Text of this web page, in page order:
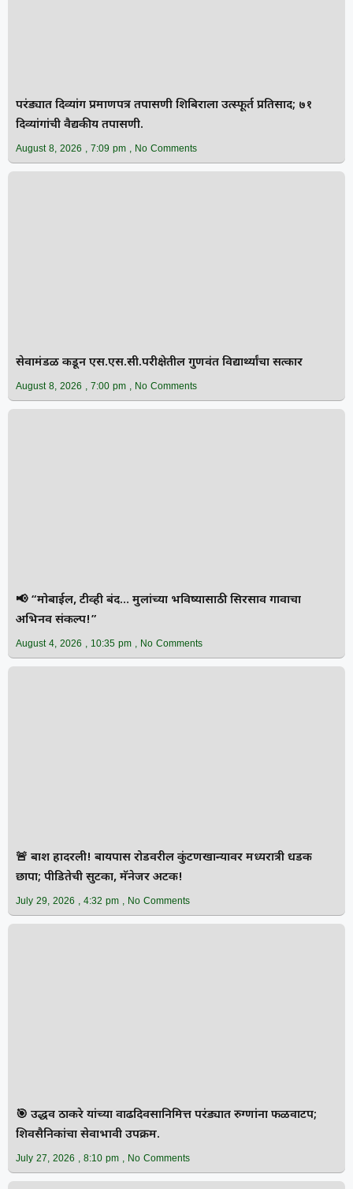
परंड्यात दिव्यांग प्रमाणपत्र तपासणी शिबिराला उत्स्फूर्त प्रतिसाद; ७१
दिव्यांगांची वैद्यकीय तपासणी.
August 8, 2026 7:09 pm No Comments
सेवामंडळ कडून एस.एस.सी.परीक्षेतील गुणवंत विद्यार्थ्यांचा सत्कार
August 8, 2026 7:00 pm No Comments
📢 “मोबाईल, टीव्ही बंद… मुलांच्या भविष्यासाठी सिरसाव गावाचा
अभिनव संकल्प!”
August 4, 2026 10:35 pm No Comments
🚨 बार्शी हादरली! बायपास रोडवरील कुंटणखान्यावर मध्यरात्री धडक
छापा; पीडितेची सुटका, मॅनेजर अटक!
July 29, 2026 4:32 pm No Comments
🎯 उद्धव ठाकरे यांच्या वाढदिवसानिमित्त परंड्यात रुग्णांना फळवाटप;
शिवसैनिकांचा सेवाभावी उपक्रम.
July 27, 2026 8:10 pm No Comments